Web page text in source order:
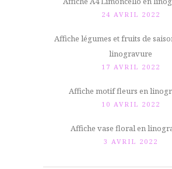
24 AVRIL 2022
Affiche légumes et fruits de
linogravure
17 AVRIL 2022
Affiche motif fleurs en
10 AVRIL 2022
Affiche vase floral en
3 AVRIL 2022